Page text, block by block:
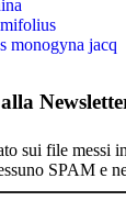
monogyna jacq
sui file messi
SPAM e